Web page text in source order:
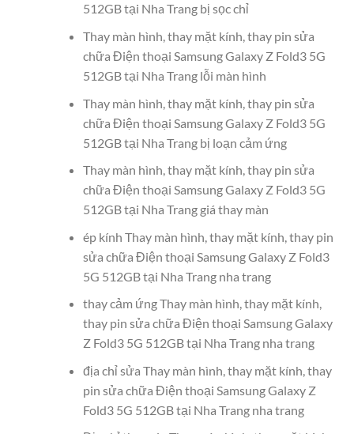
512GB tại Nha Trang bị sọc chỉ
Thay màn hình, thay mặt kính, thay pin sửa
chữa Điện thoại Samsung Galaxy Z Fold3 5G
512GB tại Nha Trang lỗi màn hình
Thay màn hình, thay mặt kính, thay pin sửa
chữa Điện thoại Samsung Galaxy Z Fold3 5G
512GB tại Nha Trang bị loạn cảm ứng
Thay màn hình, thay mặt kính, thay pin sửa
chữa Điện thoại Samsung Galaxy Z Fold3 5G
512GB tại Nha Trang giá thay màn
ép kính Thay màn hình, thay mặt kính, thay pin
sửa chữa Điện thoại Samsung Galaxy Z Fold3
5G 512GB tại Nha Trang nha trang
thay cảm ứng Thay màn hình, thay mặt kính,
thay pin sửa chữa Điện thoại Samsung Galaxy
Z Fold3 5G 512GB tại Nha Trang nha trang
địa chỉ sửa Thay màn hình, thay mặt kính, thay
pin sửa chữa Điện thoại Samsung Galaxy Z
Fold3 5G 512GB tại Nha Trang nha trang